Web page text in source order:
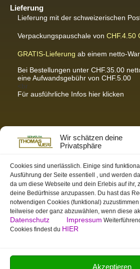
Wir schätzen deine
Privatsphäre
Cookies sind unerlässlich. Einige sind
Ausführung der Seite essentiell , und werden
da um diese Webseite und dein Erlebis auf ihr,
deine Bedürfnisse anzupassen. Du hast das
notwendigen Cookies (funktional)
teilweise oder ganz abzuwählen, wenn diese
Datenschutz Impressum
Cookies findest du HIER
Akzeptieren
Lieferung
Lieferung mit der schweizerischen
Verpackungspauschale von CHF.4.50
GRATIS-Lieferung ab einem netto-
Bei Bestellungen unter CHF.35.00
eine Aufwandsgebühr von CHF.5.00
<br
Für ausführliche Infos hier klicken
Partnerseiten / Empfehlungen
K-Wellness – Karin Meier
S&S Informatik GmbH
Ihr Partner für zukunftsorientierte Informatik
Swiss-skymodel
opens your eyes
St. Gallen Info
tmas.ch
Team Mystic – Moderner Bogensportverein